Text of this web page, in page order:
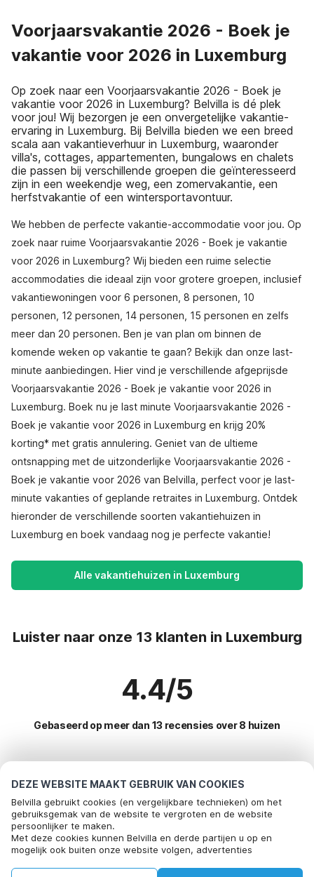
DEZE WEBSITE MAAKT GEBRUIK VAN COOKIES
Belvilla gebruikt cookies (en vergelijkbare technieken) om het
gebruiksgemak van de website te vergroten en de website
persoonlijker te maken.
Met deze cookies kunnen Belvilla en derde partijen u op en
mogelijk ook buiten onze website volgen, advertenties
social media.
Voorjaarsvakantie 2026 - Boek je
vakantie voor 2026 in Luxemburg
Op zoek naar een Voorjaarsvakantie 2026 - Boek je
vakantie voor 2026 in Luxemburg? Belvilla is dé plek
voor jou! Wij bezorgen je een onvergetelijke vakantie-
ervaring in Luxemburg. Bij Belvilla bieden we een breed
scala aan vakantieverhuur in Luxemburg, waaronder
villa's, cottages, appartementen, bungalows en chalets
die passen bij verschillende groepen die geïnteresseerd
zijn in een weekendje weg, een zomervakantie, een
herfstvakantie of een wintersportavontuur.
We hebben de perfecte vakantie-accommodatie voor jou. Op
zoek naar ruime Voorjaarsvakantie 2026 - Boek je vakantie
voor 2026 in Luxemburg? Wij bieden een ruime selectie
accommodaties die ideaal zijn voor grotere groepen, inclusief
vakantiewoningen voor 6 personen, 8 personen, 10
personen, 12 personen, 14 personen, 15 personen en zelfs
meer dan 20 personen. Ben je van plan om binnen de
komende weken op vakantie te gaan? Bekijk dan onze last-
minute aanbiedingen. Hier vind je verschillende afgeprijsde
Voorjaarsvakantie 2026 - Boek je vakantie voor 2026 in
Luxemburg. Boek nu je last minute Voorjaarsvakantie 2026 -
Boek je vakantie voor 2026 in Luxemburg en krijg 20%
korting* met gratis annulering. Geniet van de ultieme
ontsnapping met de uitzonderlijke Voorjaarsvakantie 2026 -
Boek je vakantie voor 2026 van Belvilla, perfect voor je last-
minute vakanties of geplande retraites in Luxemburg. Ontdek
hieronder de verschillende soorten vakantiehuizen in
Luxemburg en boek vandaag nog je perfecte vakantie!
Alle vakantiehuizen in Luxemburg
Luister naar onze 13 klanten in Luxemburg
4.4/5
Gebaseerd op meer dan 13 recensies over 8 huizen
Meest populaire bestemmingen voor
vakantie
Populaire voorzieningen voor vakantie in Luxemburg
Vakantiehuis op een vakantiepark
Tent lodge
Toplanden met topvoorzieningen voor vakanties
Bel om te boeken